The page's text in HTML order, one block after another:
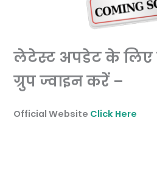
लेटेस्ट अपडेट के लिए
ग्रुप ज्वाइन करें –
Official Website Click Here